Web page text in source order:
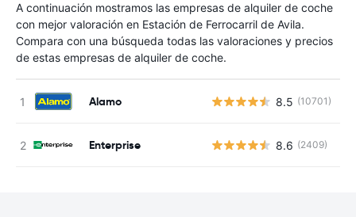
A continuación mostramos las empresas de alquiler de coche
con mejor valoración en Estación de Ferrocarril de Avila.
Compara con una búsqueda todas las valoraciones y precios
de estas empresas de alquiler de coche.
Alamo 8.5 (10701)
Enterprise 8.6 (2409)